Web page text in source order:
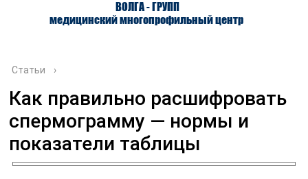
ВОЛГА - ГРУПП
медицинский многопрофильный центр
О ЦЕНТРЕ ВРАЧИ
Статьи ›
Как правильно расшифровать
спермограмму — нормы и
показатели таблицы